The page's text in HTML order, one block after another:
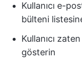
Kullanıcı e-
bülteni
Kullanıcı
gösterin